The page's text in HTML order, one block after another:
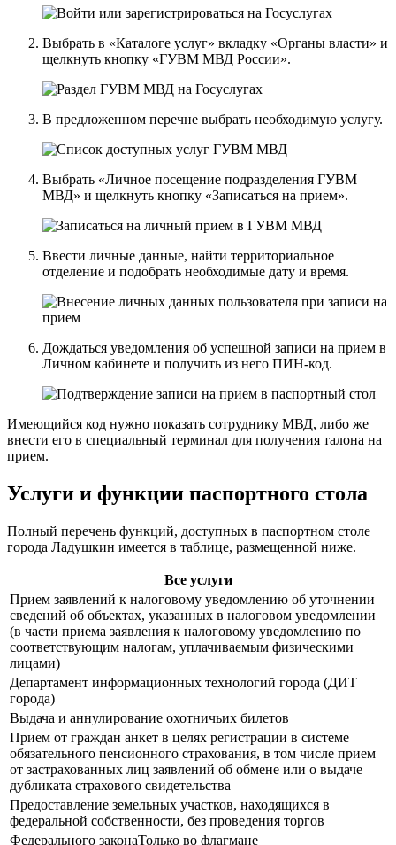
Выбрать в «Каталоге услуг» вкладку «Органы власти» и
щелкнуть кнопку «ГУВМ МВД России».
В предложенном перечне выбрать необходимую услугу.
Выбрать «Личное посещение подразделения ГУВМ
МВД» и щелкнуть кнопку «Записаться на прием».
Ввести личные данные, найти территориальное
отделение и подобрать необходимые дату и время.
Дождаться уведомления об успешной записи на прием в
Личном кабинете и получить из него ПИН-код.
Имеющийся код нужно показать сотруднику МВД, либо же
внести его в специальный терминал для получения талона на
прием.
Услуги и функции паспортного стола
Полный перечень функций, доступных в паспортном столе
города Ладушкин имеется в таблице, размещенной ниже.
Все услуги
Прием заявлений к налоговому уведомлению об уточнении
сведений об объектах, указанных в налоговом уведомлении
(в части приема заявления к налоговому уведомлению по
соответствующим налогам, уплачиваемым физическими
лицами)
Департамент информационных технологий города (ДИТ
города)
Выдача и аннулирование охотничьих билетов
Прием от граждан анкет в целях регистрации в системе
обязательного пенсионного страхования, в том числе прием
от застрахованных лиц заявлений об обмене или о выдаче
дубликата страхового свидетельства
Предоставление земельных участков, находящихся в
федеральной собственности, без проведения торгов
Федерального законаТолько во флагмане